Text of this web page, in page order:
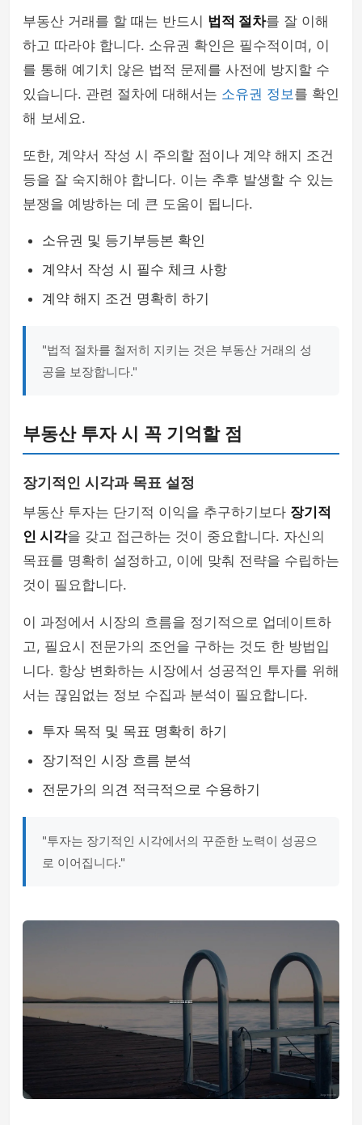
부동산 거래를 할 때는 반드시 법적 절차를 잘 이해
하고 따라야 합니다. 소유권 확인은 필수적이며, 이
를 통해 예기치 않은 법적 문제를 사전에 방지할 수
있습니다. 관련 절차에 대해서는 소유권 정보를 확인
해 보세요.
또한, 계약서 작성 시 주의할 점이나 계약 해지 조건
등을 잘 숙지해야 합니다. 이는 추후 발생할 수 있는
분쟁을 예방하는 데 큰 도움이 됩니다.
소유권 및 등기부등본 확인
계약서 작성 시 필수 체크 사항
계약 해지 조건 명확히 하기
"법적 절차를 철저히 지키는 것은 부동산 거래의 성
공을 보장합니다."
부동산 투자 시 꼭 기억할 점
장기적인 시각과 목표 설정
부동산 투자는 단기적 이익을 추구하기보다 장기적
인 시각을 갖고 접근하는 것이 중요합니다. 자신의
목표를 명확히 설정하고, 이에 맞춰 전략을 수립하는
것이 필요합니다.
이 과정에서 시장의 흐름을 정기적으로 업데이트하
고, 필요시 전문가의 조언을 구하는 것도 한 방법입
니다. 항상 변화하는 시장에서 성공적인 투자를 위해
서는 끊임없는 정보 수집과 분석이 필요합니다.
투자 목적 및 목표 명확히 하기
장기적인 시장 흐름 분석
전문가의 의견 적극적으로 수용하기
"투자는 장기적인 시각에서의 꾸준한 노력이 성공으
로 이어집니다."